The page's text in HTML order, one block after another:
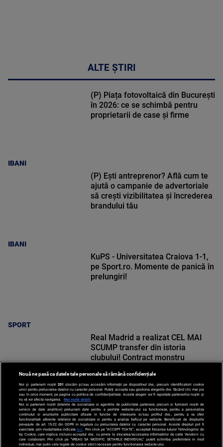
ALTE ȘTIRI
IBANI
(P) Piața fotovoltaică din București
în 2026: ce se schimbă pentru
proprietarii de case și firme
IBANI
(P) Ești antreprenor? Află cum te
ajută o campanie de advertoriale
să crești vizibilitatea și încrederea
brandului tău
SPORT
KuPS - Universitatea Craiova 1-1,
pe Sport.ro. Momente de panică în
prelungiri!
SPORT
Real Madrid a realizat CEL MAI
SCUMP transfer din istoria
clubului! Contract monstru
Nouă ne pasă ca datele tale personale să rămână confidențiale
Noi și partenerii noștri 201 stocăm și/sau accesăm informații pe dispozitivul dvs., precum identificatorii cookie
unici pentru prelucrarea datelor cu caracter personal. Puteți accepta sau gestiona alegerile dvs. făcând clic mai jos
sau în orice moment, pe pagina cu politica de confidențialitate. Aceste alegeri vor fi raportate partenerilor noștri și
nu vă vor afecta navigarea.
Mai multe detalii
Noi si partenerii nostri (retelele de socializare si agentiile de publicitate partenere, precum si furnizorii nostri de
servicii de date analitice) prelucram date pentru a permite website-ului sa functioneze, pentru a personaliza
continutul si anunturile publicitare afisate in functie de interesele si/sau profilul dvs., pentru a va oferi
functionalitati aferente retelelor de socializare si pentru a analiza traficul pe website. Beneficiati de drepturile
prevazute de art. 15-22 din GDPR in legatura cu prelucrarea datelor cu caracter personal. Aceste drepturi pot fi
exercitate prin modalitatea indicataaici . Prin click pe “ACCEPT TOATE”, acceptati folosirea tuturor Tehnologiilor de
tip Cookie, care implica inclusiv acceptul dvs. cu privire la stocarea/accesarea informatiilor de catre Vendor-ii cu
care colaboram. Prin click pe “VREAU SA MODIFIC SETARILE INDIVIDUAL” puteti schimba preferintele in mod
individual, mai putin cele legate de cookie strict necesare pentru functionarea website-ului.